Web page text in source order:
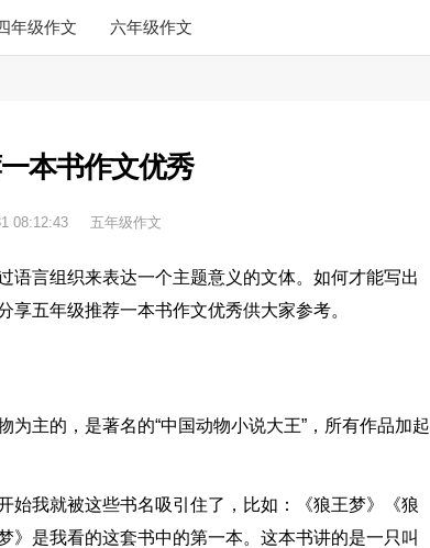
年级作文 六年级作文
本书作文优秀
08:12:43 五年级作文
语言组织来表达一个主题意义的文体。如何才能写出
五年级推荐一本书作文优秀供大家参考。
主的，是著名的“中国动物小说大王”，所有作品加起
始我就被这些书名吸引住了，比如：《狼王梦》《狼
》是我看的这套书中的第一本。这本书讲的是一只叫